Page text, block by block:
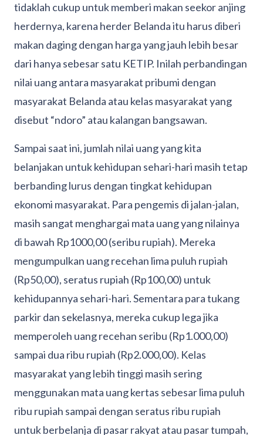
tidaklah cukup untuk memberi makan seekor anjing
herdernya, karena herder Belanda itu harus diberi
makan daging dengan harga yang jauh lebih besar
dari hanya sebesar satu KETIP. Inilah perbandingan
nilai uang antara masyarakat pribumi dengan
masyarakat Belanda atau kelas masyarakat yang
disebut “ndoro” atau kalangan bangsawan.
Sampai saat ini, jumlah nilai uang yang kita
belanjakan untuk kehidupan sehari-hari masih tetap
berbanding lurus dengan tingkat kehidupan
ekonomi masyarakat. Para pengemis di jalan-jalan,
masih sangat menghargai mata uang yang nilainya
di bawah Rp1000,00 (seribu rupiah). Mereka
mengumpulkan uang recehan lima puluh rupiah
(Rp50,00), seratus rupiah (Rp100,00) untuk
kehidupannya sehari-hari. Sementara para tukang
parkir dan sekelasnya, mereka cukup lega jika
memperoleh uang recehan seribu (Rp1.000,00)
sampai dua ribu rupiah (Rp2.000,00). Kelas
masyarakat yang lebih tinggi masih sering
menggunakan mata uang kertas sebesar lima puluh
ribu rupiah sampai dengan seratus ribu rupiah
untuk berbelanja di pasar rakyat atau pasar tumpah,